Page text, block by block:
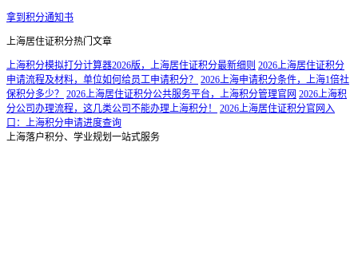
拿到积分通知书
上海居住证积分热门文章
上海积分模拟打分计算器2026版，上海居住证积分最新细则 2026上海居住证积分
申请流程及材料，单位如何给员工申请积分？
2026上海申请积分条件，上海1倍社
保积分多少？
2026上海居住证积分公共服务平台，上海积分管理官网 2026上海积
分公司办理流程，这几类公司不能办理上海积分！
2026上海居住证积分官网入
口：上海积分申请进度查询
上海落户积分、学业规划一站式服务